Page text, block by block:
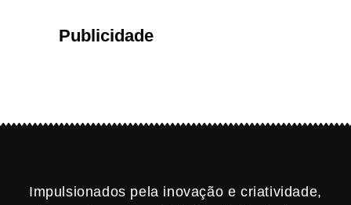
Publicidade
Impulsionados pela inovação e criatividade,